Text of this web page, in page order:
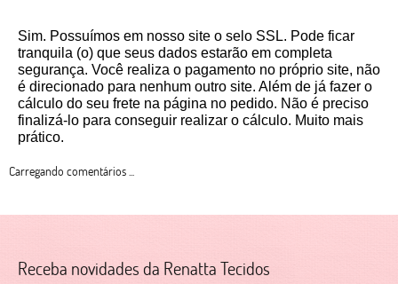
Sim. Possuímos em nosso site o selo SSL. Pode ficar
tranquila (o) que seus dados estarão em completa
segurança. Você realiza o pagamento no próprio site, não
é direcionado para nenhum outro site. Além de já fazer o
cálculo do seu frete na página no pedido. Não é preciso
finalizá-lo para conseguir realizar o cálculo. Muito mais
prático.
Carregando comentários ...
Receba novidades da Renatta Tecidos